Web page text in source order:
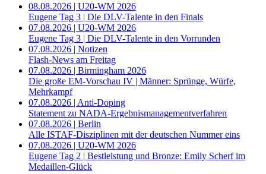
08.08.2026 | U20-WM 2026
Eugene Tag 3 | Die DLV-Talente in den Finals
07.08.2026 | U20-WM 2026
Eugene Tag 3 | Die DLV-Talente in den Vorrunden
07.08.2026 | Notizen
Flash-News am Freitag
07.08.2026 | Birmingham 2026
Die große EM-Vorschau IV | Männer: Sprünge, Würfe,
Mehrkampf
07.08.2026 | Anti-Doping
Statement zu NADA-Ergebnismanagementverfahren
07.08.2026 | Berlin
Alle ISTAF-Disziplinen mit der deutschen Nummer eins
07.08.2026 | U20-WM 2026
Eugene Tag 2 | Bestleistung und Bronze: Emily Scherf im
Medaillen-Glück